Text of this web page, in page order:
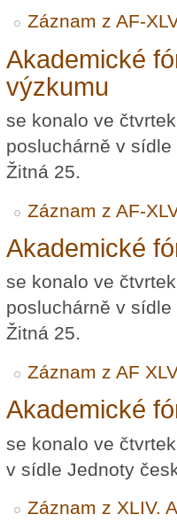
Záznam z AF-
Akademické
výzkumu
se konalo ve
posluchárně v
Žitná 25.
Záznam z AF-
Akademické
se konalo ve
posluchárně v
Žitná 25.
Záznam z AF
Akademické
se konalo ve
v sídle Jednoty
Záznam z XLIV.